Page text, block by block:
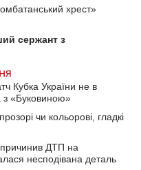
хрест»
сержант з
Кубка України не в
з «Буковиною»
чи кольорові, гладкі
ДТП на
несподівана деталь